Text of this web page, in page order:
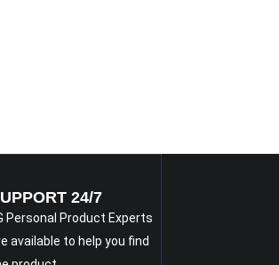
24/7
Personal Product Experts
available to help you find